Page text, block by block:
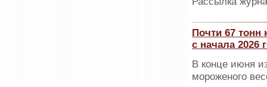
Почти 67 тонн
с начала 2026
В конце июня
мороженого